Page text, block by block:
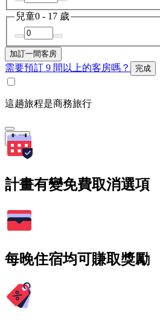
兒童0 - 17 歲
加訂一間客房
需要預訂 9 間以上的客房嗎？ 完成
這趟旅程是商務旅行
搜尋
計畫有變免費取消選項
每晚住宿均可賺取獎勵